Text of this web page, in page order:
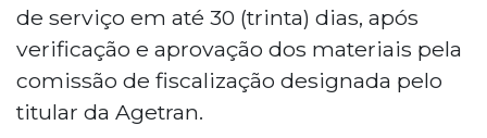
de serviço em até 30 (trinta) dias, após
verificação e aprovação dos materiais pela
comissão de fiscalização designada pelo
titular da Agetran.